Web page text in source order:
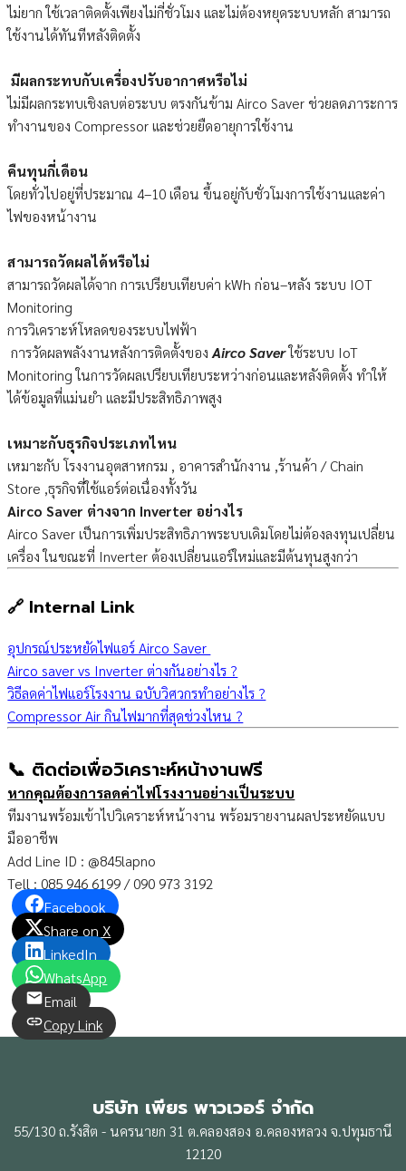
ไม่ยาก ใช้เวลาติดตั้งเพียงไม่กี่ชั่วโมง และไม่ต้องหยุดระบบหลัก สามารถ
ใช้งานได้ทันทีหลังติดตั้ง
มีผลกระทบกับเครื่องปรับอากาศหรือไม่
ไม่มีผลกระทบเชิงลบต่อระบบ ตรงกันข้าม Airco Saver ช่วยลดภาระการ
ทำงานของ Compressor และช่วยยืดอายุการใช้งาน
คืนทุนกี่เดือน
โดยทั่วไปอยู่ที่ประมาณ 4–10 เดือน ขึ้นอยู่กับชั่วโมงการใช้งานและค่า
ไฟของหน้างาน
สามารถวัดผลได้หรือไม่
สามารถวัดผลได้จาก การเปรียบเทียบค่า kWh ก่อน–หลัง ระบบ IOT
Monitoring
การวิเคราะห์โหลดของระบบไฟฟ้า
การวัดผลพลังงานหลังการติดตั้งของAirco Saverใช้ระบบ IoT
Monitoring ในการวัดผลเปรียบเทียบระหว่างก่อนและหลังติดตั้ง ทำให้
ได้ข้อมูลที่แม่นยำ และมีประสิทธิภาพสูง
เหมาะกับธุรกิจประเภทไหน
เหมาะกับ โรงงานอุตสาหกรม , อาคารสำนักงาน ,ร้านค้า / Chain
Store ,ธุรกิจที่ใช้แอร์ต่อเนื่องทั้งวัน
Airco Saver ต่างจาก Inverter อย่างไร
Airco Saver เป็นการเพิ่มประสิทธิภาพระบบเดิมโดยไม่ต้องลงทุนเปลี่ยน
เครื่อง ในขณะที่ Inverter ต้องเปลี่ยนแอร์ใหม่และมีต้นทุนสูงกว่า
🔗 Internal Link
อุปกรณ์ประหยัดไฟแอร์ Airco Saver
Airco saver vs Inverter ต่างกันอย่างไร ?
วิธีลดค่าไฟแอร์โรงงาน ฉบับวิศวกรทำอย่างไร ?
Compressor Air กินไฟมากที่สุดช่วงไหน ?
📞 ติดต่อเพื่อวิเคราะห์หน้างานฟรี
หากคุณต้องการลดค่าไฟโรงงานอย่างเป็นระบบ
ทีมงานพร้อมเข้าไปวิเคราะห์หน้างาน พร้อมรายงานผลประหยัดแบบ
มืออาชีพ
Add Line ID : @845lapno
Tell : 085 946 6199 / 090 973 3192
Facebook
Share on X
LinkedIn
WhatsApp
Email
Copy Link
บริษัท เพียร พาวเวอร์ จำกัด
55/130 ถ.รังสิต - นครนายก 31 ต.คลองสอง อ.คลองหลวง จ.ปทุมธานี
12120